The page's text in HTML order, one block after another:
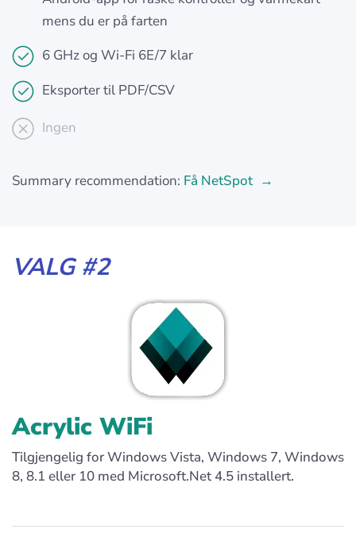
mens du er på farten
6 GHz og Wi‑Fi 6E/7 klar
Eksporter til PDF/CSV
Ingen
Summary recommendation: Få NetSpot
VALG #2
Acrylic WiFi
Tilgjengelig for Windows Vista, Windows 7, Windows
8, 8.1 eller 10 med Microsoft.Net 4.5 installert.